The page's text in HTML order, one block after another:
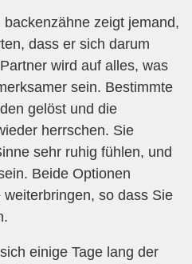
backenzähne zeigt jemand,
dass er sich darum
wird auf alles, was
sein. Bestimmte
gelöst und die
herrschen. Sie
sehr ruhig fühlen, und
Beide Optionen
so dass Sie
einige Tage lang der